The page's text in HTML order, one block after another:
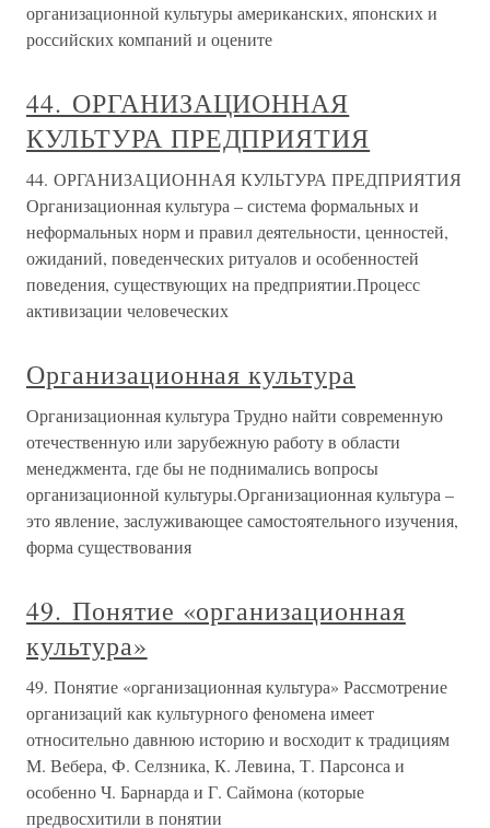
организационной культуры американских, японских и
российских компаний и оцените
44. ОРГАНИЗАЦИОННАЯ
КУЛЬТУРА ПРЕДПРИЯТИЯ
44. ОРГАНИЗАЦИОННАЯ КУЛЬТУРА ПРЕДПРИЯТИЯ
Организационная культура – система формальных и
неформальных норм и правил деятельности, ценностей,
ожиданий, поведенческих ритуалов и особенностей
поведения, существующих на предприятии.Процесс
активизации человеческих
Организационная культура
Организационная культура Трудно найти современную
отечественную или зарубежную работу в области
менеджмента, где бы не поднимались вопросы
организационной культуры.Организационная культура –
это явление, заслуживающее самостоятельного изучения,
форма существования
49. Понятие «организационная
культура»
49. Понятие «организационная культура» Рассмотрение
организаций как культурного феномена имеет
относительно давнюю историю и восходит к традициям
М. Вебера, Ф. Селзника, К. Левина, Т. Парсонса и
особенно Ч. Барнарда и Г. Саймона (которые
предвосхитили в понятии